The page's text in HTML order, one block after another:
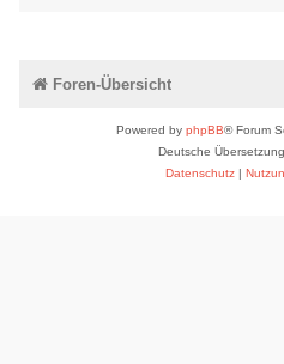
Foren-Übersicht
Powered by phpBB® Forum
Deutsche
Datenschutz|